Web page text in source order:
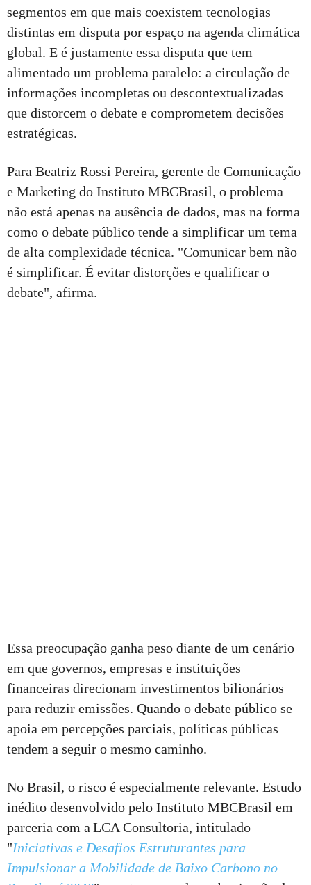
segmentos em que mais coexistem tecnologias
distintas em disputa por espaço na agenda climática
global. E é justamente essa disputa que tem
alimentado um problema paralelo: a circulação de
informações incompletas ou descontextualizadas
que distorcem o debate e comprometem decisões
estratégicas.
Para Beatriz Rossi Pereira, gerente de Comunicação
e Marketing do Instituto MBCBrasil, o problema
não está apenas na ausência de dados, mas na forma
como o debate público tende a simplificar um tema
de alta complexidade técnica. "Comunicar bem não
é simplificar. É evitar distorções e qualificar o
debate", afirma.
Essa preocupação ganha peso diante de um cenário
em que governos, empresas e instituições
financeiras direcionam investimentos bilionários
para reduzir emissões. Quando o debate público se
apoia em percepções parciais, políticas públicas
tendem a seguir o mesmo caminho.
No Brasil, o risco é especialmente relevante. Estudo
inédito desenvolvido pelo Instituto MBCBrasil em
parceria com a LCA Consultoria, intitulado
"Iniciativas e Desafios Estruturantes para
Impulsionar a Mobilidade de Baixo Carbono no